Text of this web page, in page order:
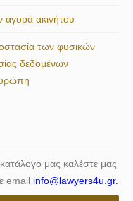
ακινήτου
των φυσικών
δεδομένων
μας καλέστε μας
email info@lawyers4u.gr.